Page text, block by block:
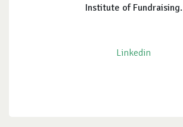
Institute of Fundraising.
Linkedin